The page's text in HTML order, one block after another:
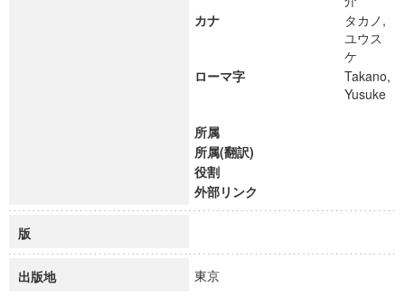
カナ
タカノ,
ユウス
ケ
ローマ字
Takano,
Yusuke
所属
所属(翻訳)
役割
外部リンク
版
出版地 東京